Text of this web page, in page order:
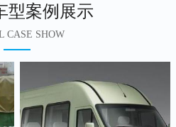
型案例展示
CASE SHOW